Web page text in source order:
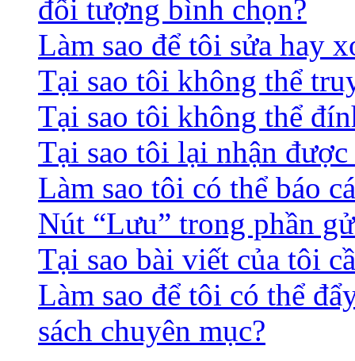
đối tượng bình chọn?
Làm sao để tôi sửa hay
Tại sao tôi không thể
Tại sao tôi không thể
Tại sao tôi lại nhận được
Làm sao tôi có thể báo
Nút “Lưu” trong phần
Tại sao bài viết của tôi
Làm sao để tôi có thể
sách chuyên mục?